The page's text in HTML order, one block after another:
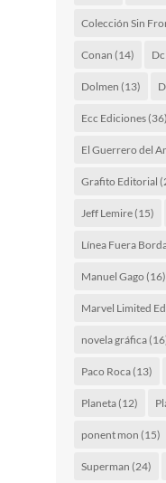
Colección Sin
Conan (14) Dc
Dolmen (13)
Ecc Ediciones(36)
El Guerrero del
Grafito Editorial
Jeff Lemire(15)
Línea Fuera
Manuel Gago (16)
Marvel Limited
novela gráfica
Paco Roca(13)
Planeta(12)
ponent mon (15)
Superman (24)